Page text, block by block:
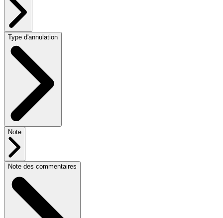
Type d'annulation
Note
Note des commentaires